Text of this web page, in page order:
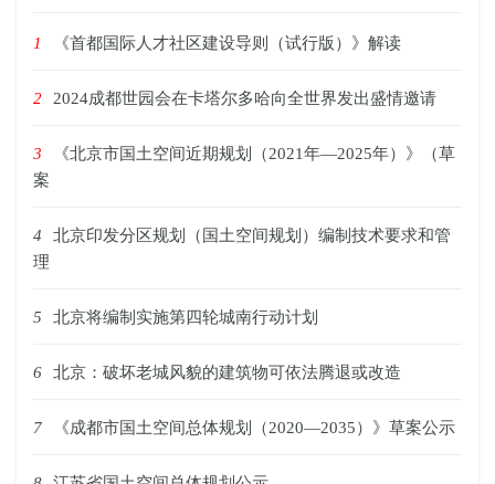
1 《首都国际人才社区建设导则（试行版）》解读
2 2024成都世园会在卡塔尔多哈向全世界发出盛情邀请
3
《北京市国土空间近期规划（2021年—2025年）》（草
案
4
北京印发分区规划（国土空间规划）编制技术要求和管
理
5 北京将编制实施第四轮城南行动计划
6 北京：破坏老城风貌的建筑物可依法腾退或改造
7 《成都市国土空间总体规划（2020—2035）》草案公示